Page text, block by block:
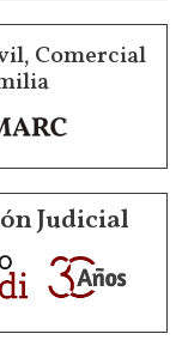
Comercial
Judicial